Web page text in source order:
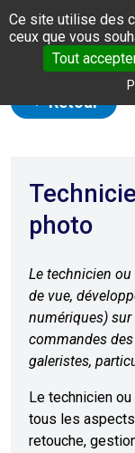
Panneau de gestion
Ce site utilise des
ceux que vous
Tout
Retour
Technicien/ne
photo
Le technicien
de vue,
numériques)
commandes
galeristes,
Le technicien
tous les
retouche,